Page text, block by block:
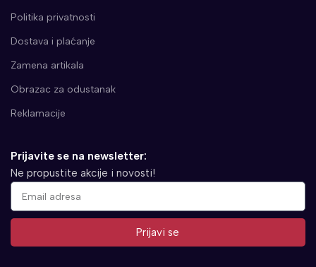
Politika privatnosti
Dostava i plaćanje
Zamena artikala
Obrazac za odustanak
Reklamacije
Prijavite se na newsletter:
Ne propustite akcije i novosti!
Prijavi se